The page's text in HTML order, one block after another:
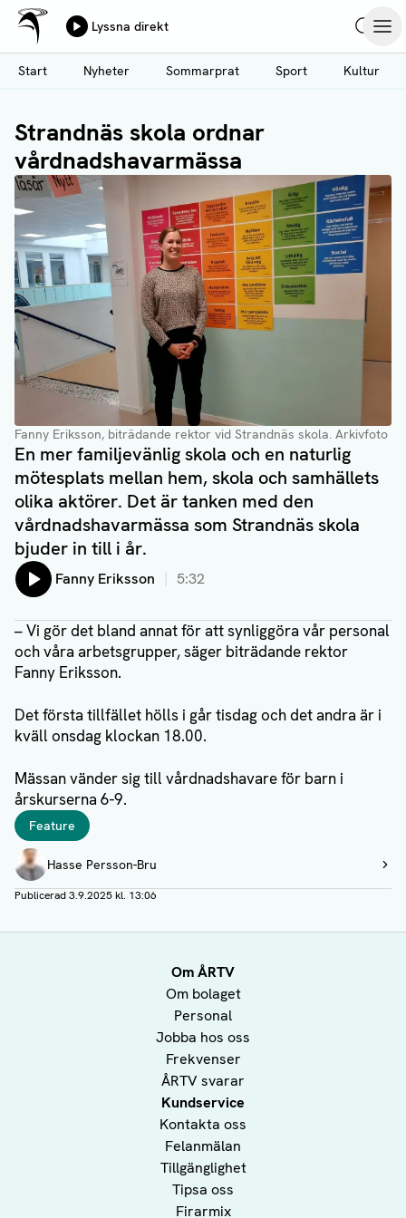
Hoppa
till
huvudinnehåll
Ålands Radio & TV
Lyssna direkt
Start
Nyheter Sommarprat Sport Kultur
Strandnäs skola ordnar
vårdnadshavarmässa
Fanny Eriksson, biträdande rektor vid Strandnäs skola. Arkivfoto
En mer familjevänlig skola och en naturlig
mötesplats mellan hem, skola och samhällets
olika aktörer. Det är tanken med den
vårdnadshavarmässa som Strandnäs skola
bjuder in till i år.
Lyssna på:
Fanny Eriksson 5:32
– Vi gör det bland annat för att synliggöra vår personal
och våra arbetsgrupper, säger biträdande rektor
Fanny Eriksson.
Det första tillfället hölls i går tisdag och det andra är i
kväll onsdag klockan 18.00.
Mässan vänder sig till vårdnadshavare för barn i
årskurserna 6-9.
Taggar
Feature
Författare
Hasse Persson-Bru
Visa profil
Publicerad3.9.2025 kl. 13:06
Om ÅRTV
Om bolaget
Personal
Jobba hos oss
Frekvenser
ÅRTV svarar
Kundservice
Kontakta oss
Felanmälan
Tillgänglighet
Tipsa oss
Firarmix